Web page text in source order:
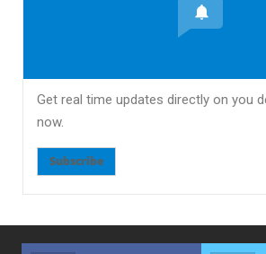
Get real time updates directly on you
now.
Subscribe